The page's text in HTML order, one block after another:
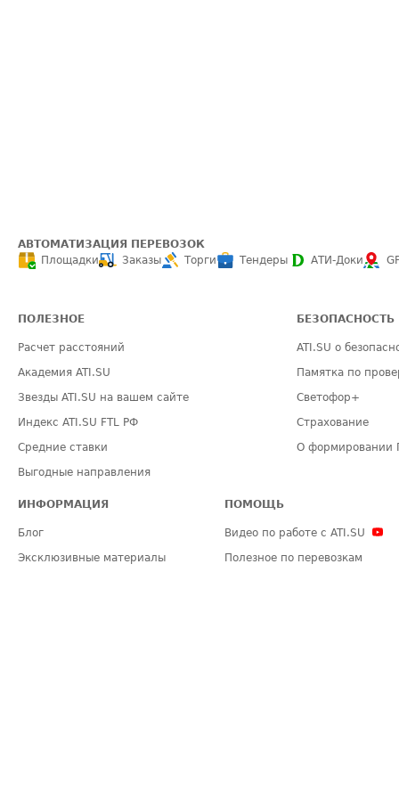
АВТОМАТИЗАЦИЯ ПЕРЕВОЗОК
Площадки
Заказы Торги Тендеры АТИ-Доки
ПОЛЕЗНОЕ
Расчет расстояний
Академия ATI.SU
Звезды ATI.SU на вашем сайте
Индекс ATI.SU FTL РФ
Средние ставки
Выгодные направления
БЕЗОПАСНОСТЬ
ATI.SU о
Памятка по
Светофор+
Страхование
О формировании
ИНФОРМАЦИЯ
Блог
Эксклюзивные материалы
ПОМОЩЬ
Видео по работе с ATI.SU
Полезное по перевозкам